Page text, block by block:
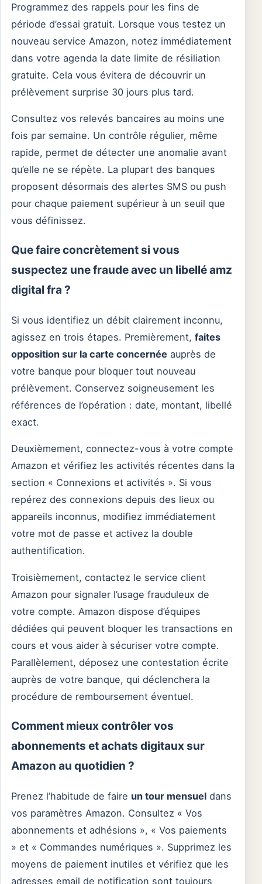
Programmez des rappels pour les fins de
période d’essai gratuit. Lorsque vous testez un
nouveau service Amazon, notez immédiatement
dans votre agenda la date limite de résiliation
gratuite. Cela vous évitera de découvrir un
prélèvement surprise 30 jours plus tard.
Consultez vos relevés bancaires au moins une
fois par semaine. Un contrôle régulier, même
rapide, permet de détecter une anomalie avant
qu’elle ne se répète. La plupart des banques
proposent désormais des alertes SMS ou push
pour chaque paiement supérieur à un seuil que
vous définissez.
Que faire concrètement si vous
suspectez une fraude avec un libellé amz
digital fra ?
Si vous identifiez un débit clairement inconnu,
agissez en trois étapes. Premièrement, faites
opposition sur la carte concernée auprès de
votre banque pour bloquer tout nouveau
prélèvement. Conservez soigneusement les
références de l’opération : date, montant, libellé
exact.
Deuxièmement, connectez-vous à votre compte
Amazon et vérifiez les activités récentes dans la
section « Connexions et activités ». Si vous
repérez des connexions depuis des lieux ou
appareils inconnus, modifiez immédiatement
votre mot de passe et activez la double
authentification.
Troisièmement, contactez le service client
Amazon pour signaler l’usage frauduleux de
votre compte. Amazon dispose d’équipes
dédiées qui peuvent bloquer les transactions en
cours et vous aider à sécuriser votre compte.
Parallèlement, déposez une contestation écrite
auprès de votre banque, qui déclenchera la
procédure de remboursement éventuel.
Comment mieux contrôler vos
abonnements et achats digitaux sur
Amazon au quotidien ?
Prenez l’habitude de faire un tour mensuel dans
vos paramètres Amazon. Consultez « Vos
abonnements et adhésions », « Vos paiements
» et « Commandes numériques ». Supprimez les
moyens de paiement inutiles et vérifiez que les
adresses email de notification sont toujours